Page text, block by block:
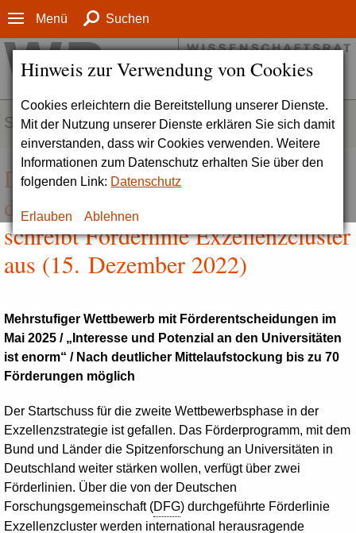
Hinweis zur Verwendung von Cookies
Cookies erleichtern die Bereitstellung unserer Dienste.
Mit der Nutzung unserer Dienste erklären Sie sich damit
einverstanden, dass wir Cookies verwenden. Weitere
Informationen zum Datenschutz erhalten Sie über den
folgenden Link: Datenschutz
Erlauben Ablehnen
Menü Suchen
SERVICE
DFG | WR: Start der zweiten Phase
der Exzellenzstrategie – DFG
schreibt Förderlinie Exzellenzcluster
aus (15. Dezember 2022)
Mehrstufiger Wettbewerb mit Förderentscheidungen im
Mai 2025 / „Interesse und Potenzial an den Universitäten
ist enorm“ / Nach deutlicher Mittelaufstockung bis zu 70
Förderungen möglich
Der Startschuss für die zweite Wettbewerbsphase in der
Exzellenzstrategie ist gefallen. Das Förderprogramm, mit dem
Bund und Länder die Spitzenforschung an Universitäten in
Deutschland weiter stärken wollen, verfügt über zwei
Förderlinien. Über die von der Deutschen
Forschungsgemeinschaft (DFG) durchgeführte Förderlinie
Exzellenzcluster werden international herausragende